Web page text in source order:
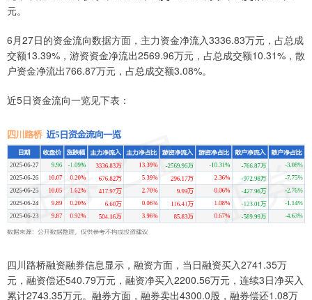
元。
6月27日的资金流向数据方面，主力资金净流入3336.83万元，占总成
交额13.39%，游资资金净流出2569.96万元，占总成交额10.31%，散
户资金净流出766.87万元，占总成交额3.08%。
近5日资金流向一览见下表：
四川路桥融资融券信息显示，融资方面，当日融资买入2741.35万
元，融资偿还540.79万元，融资净买入2200.56万元，连续3日净买入
累计2743.35万元。融券方面，融券卖出4300.0股，融券偿还1.08万